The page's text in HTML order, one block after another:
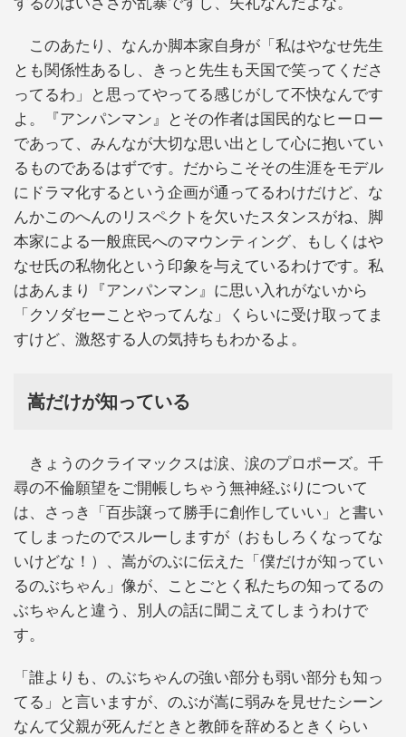
このあたり、なんか脚本家自身が「私はやなせ先生
とも関係性あるし、きっと先生も天国で笑ってくださ
ってるわ」と思ってやってる感じがして不快なんです
よ。『アンパンマン』とその作者は国民的なヒーロー
であって、みんなが大切な思い出として心に抱いてい
るものであるはずです。だからこそその生涯をモデル
にドラマ化するという企画が通ってるわけだけど、な
んかこのへんのリスペクトを欠いたスタンスがね、脚
本家による一般庶民へのマウンティング、もしくはや
なせ氏の私物化という印象を与えているわけです。私
はあんまり『アンパンマン』に思い入れがないから
「クソダセーことやってんな」くらいに受け取ってま
すけど、激怒する人の気持ちもわかるよ。
嵩だけが知っている
きょうのクライマックスは涙、涙のプロポーズ。千
尋の不倫願望をご開帳しちゃう無神経ぶりについて
は、さっき「百歩譲って勝手に創作していい」と書い
てしまったのでスルーしますが（おもしろくなってな
いけどな！）、嵩がのぶに伝えた「僕だけが知ってい
るのぶちゃん」像が、ことごとく私たちの知ってるの
ぶちゃんと違う、別人の話に聞こえてしまうわけで
す。
「誰よりも、のぶちゃんの強い部分も弱い部分も知っ
てる」と言いますが、のぶが嵩に弱みを見せたシーン
なんて父親が死んだときと教師を辞めるときくらい